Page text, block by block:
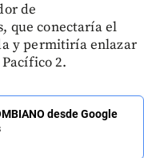
de
que conectaría el
y permitiría enlazar
2.
desde Google